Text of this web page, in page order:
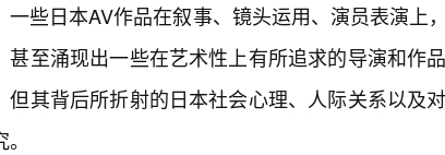
一些日本AV作品在叙事、镜头运用、演员表演上
甚至涌现出一些在艺术性上有所追求的导演和作
但其背后所折射的日本社会心理、人际关系以及